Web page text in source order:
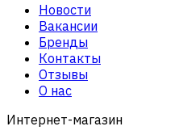
Новости
Вакансии
Бренды
Контакты
Отзывы
О нас
Интернет-магазин